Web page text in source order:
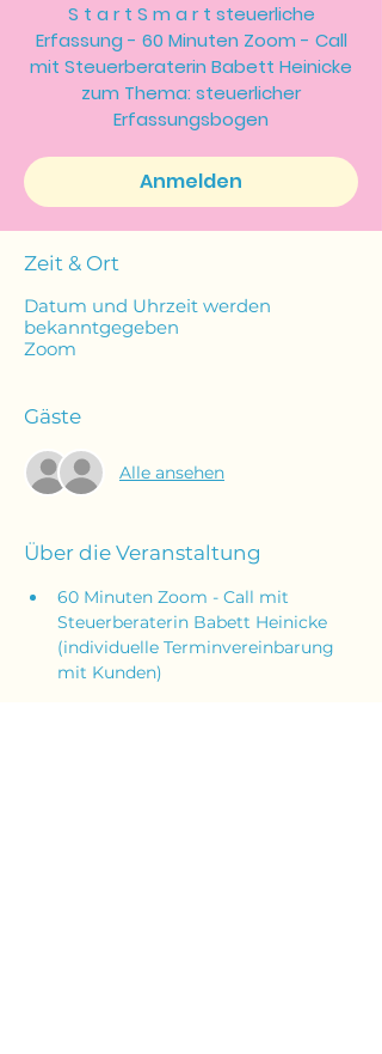
S t a r t S m a r t steuerliche
Erfassung - 60 Minuten Zoom - Call
mit Steuerberaterin Babett Heinicke
zum Thema: steuerlicher
Erfassungsbogen
Anmelden
Zeit & Ort
Datum und Uhrzeit werden
bekanntgegeben
Zoom
Gäste
Alle ansehen
Über die Veranstaltung
60 Minuten Zoom - Call mit
Steuerberaterin Babett Heinicke
(individuelle Terminvereinbarung
mit Kunden)